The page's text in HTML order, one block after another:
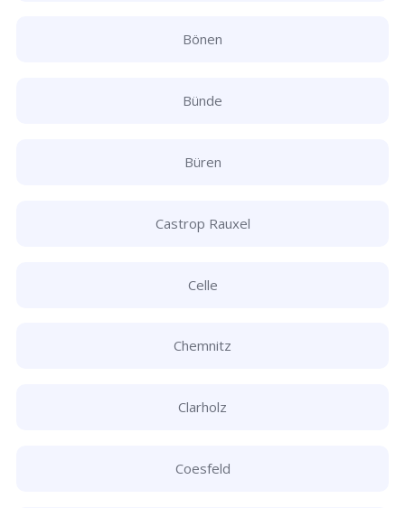
Bönen
Bünde
Büren
Castrop Rauxel
Celle
Chemnitz
Clarholz
Coesfeld